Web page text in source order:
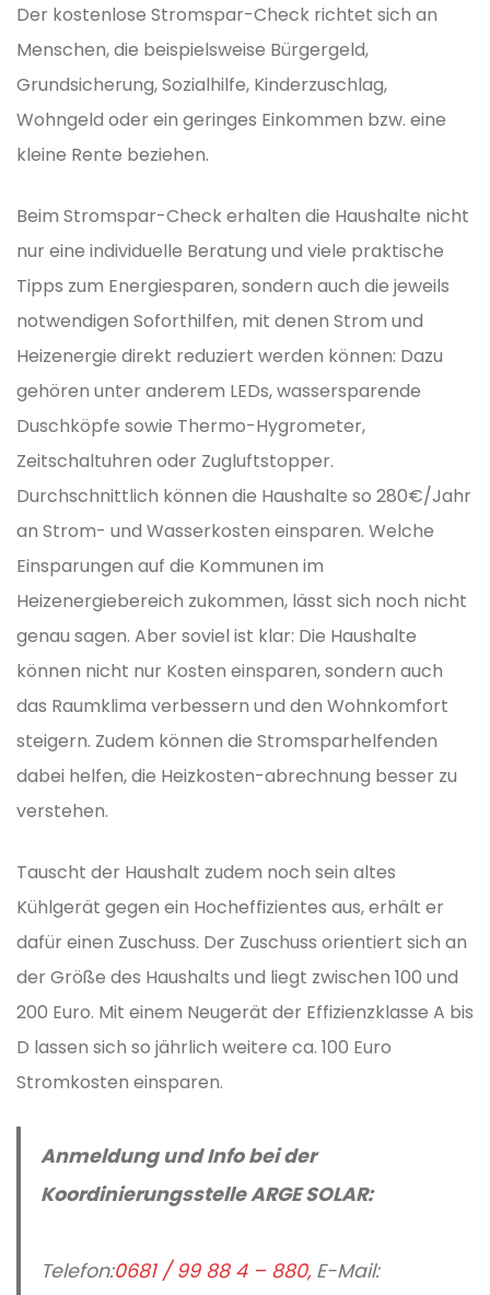
Der kostenlose Stromspar-Check richtet sich an
Menschen, die beispielsweise Bürgergeld,
Grundsicherung, Sozialhilfe, Kinderzuschlag,
Wohngeld oder ein geringes Einkommen bzw. eine
kleine Rente beziehen.
Beim Stromspar-Check erhalten die Haushalte nicht
nur eine individuelle Beratung und viele praktische
Tipps zum Energiesparen, sondern auch die jeweils
notwendigen Soforthilfen, mit denen Strom und
Heizenergie direkt reduziert werden können: Dazu
gehören unter anderem LEDs, wassersparende
Duschköpfe sowie Thermo-Hygrometer,
Zeitschaltuhren oder Zugluftstopper.
Durchschnittlich können die Haushalte so 280€/Jahr
an Strom- und Wasserkosten einsparen. Welche
Einsparungen auf die Kommunen im
Heizenergiebereich zukommen, lässt sich noch nicht
genau sagen. Aber soviel ist klar: Die Haushalte
können nicht nur Kosten einsparen, sondern auch
das Raumklima verbessern und den Wohnkomfort
steigern. Zudem können die Stromsparhelfenden
dabei helfen, die Heizkosten-abrechnung besser zu
verstehen.
Tauscht der Haushalt zudem noch sein altes
Kühlgerät gegen ein Hocheffizientes aus, erhält er
dafür einen Zuschuss. Der Zuschuss orientiert sich an
der Größe des Haushalts und liegt zwischen 100 und
200 Euro. Mit einem Neugerät der Effizienzklasse A bis
D lassen sich so jährlich weitere ca. 100 Euro
Stromkosten einsparen.
Anmeldung und Info bei der
Koordinierungsstelle ARGE SOLAR:
Telefon:0681 / 99 88 4 – 880, E-Mail: